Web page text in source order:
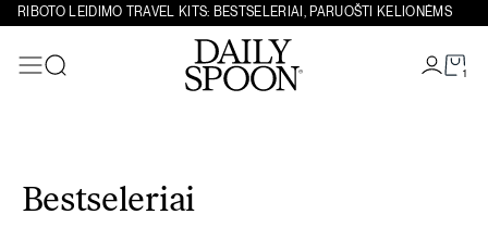
RIBOTO LEIDIMO TRAVEL KITS: BESTSELERIAI, PARUOŠTI KELIONĖMS
1
Bestseleriai